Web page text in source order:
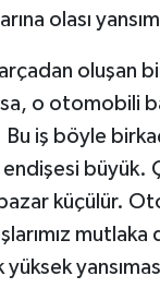
olası
oluşan
o otomobili
iş böyle
endişesi
küçülür.